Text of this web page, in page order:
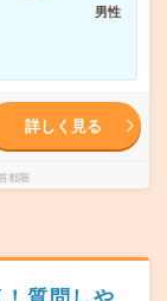
男性
詳しく見る
都圏